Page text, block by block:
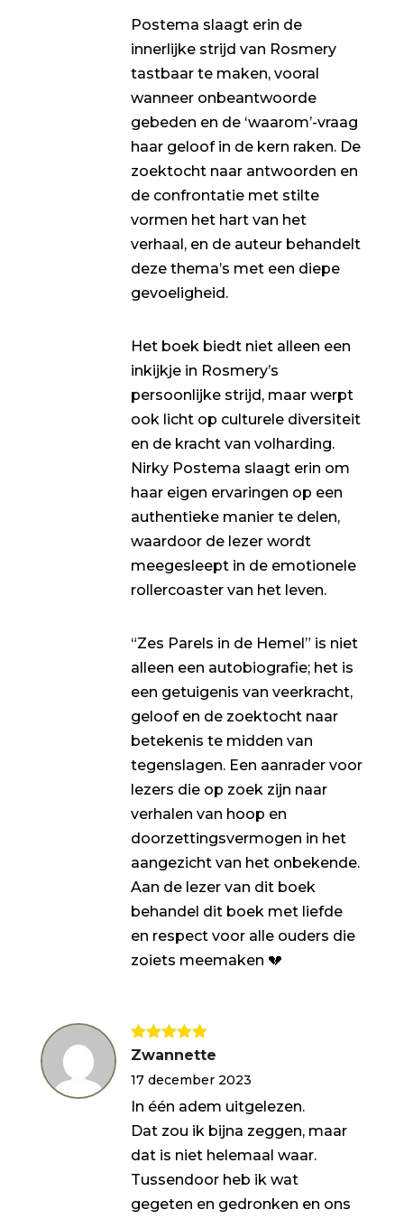
Postema slaagt erin de
innerlijke strijd van Rosmery
tastbaar te maken, vooral
wanneer onbeantwoorde
gebeden en de ‘waarom’-vraag
haar geloof in de kern raken. De
zoektocht naar antwoorden en
de confrontatie met stilte
vormen het hart van het
verhaal, en de auteur behandelt
deze thema’s met een diepe
gevoeligheid.
Het boek biedt niet alleen een
inkijkje in Rosmery’s
persoonlijke strijd, maar werpt
ook licht op culturele diversiteit
en de kracht van volharding.
Nirky Postema slaagt erin om
haar eigen ervaringen op een
authentieke manier te delen,
waardoor de lezer wordt
meegesleept in de emotionele
rollercoaster van het leven.
“Zes Parels in de Hemel” is niet
alleen een autobiografie; het is
een getuigenis van veerkracht,
geloof en de zoektocht naar
betekenis te midden van
tegenslagen. Een aanrader voor
lezers die op zoek zijn naar
verhalen van hoop en
doorzettingsvermogen in het
aangezicht van het onbekende.
Aan de lezer van dit boek
behandel dit boek met liefde
en respect voor alle ouders die
zoiets meemaken 💔
Gewaardeerd
Zwannette
17 december 2023
In één adem uitgelezen.
Dat zou ik bijna zeggen, maar
dat is niet helemaal waar.
Tussendoor heb ik wat
gegeten en gedronken en ons